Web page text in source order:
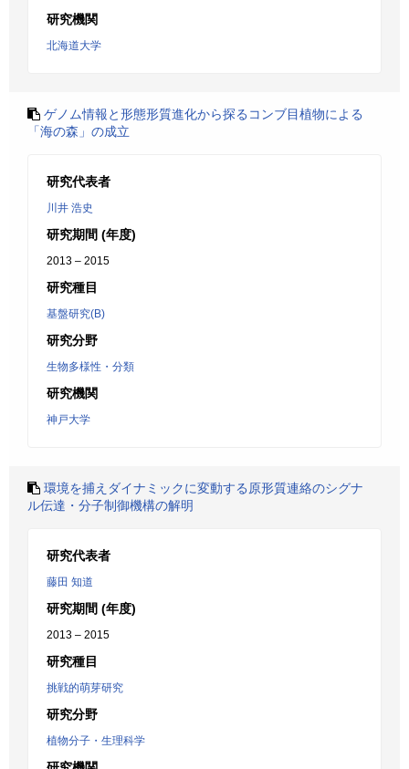
研究機関
北海道大学
ゲノム情報と形態形質進化から探るコンブ目植物による
「海の森」の成立
研究代表者
川井 浩史
研究期間 (年度)
2013 – 2015
研究種目
基盤研究(B)
研究分野
生物多様性・分類
研究機関
神戸大学
環境を捕えダイナミックに変動する原形質連絡のシグナ
ル伝達・分子制御機構の解明
研究代表者
藤田 知道
研究期間 (年度)
2013 – 2015
研究種目
挑戦的萌芽研究
研究分野
植物分子・生理科学